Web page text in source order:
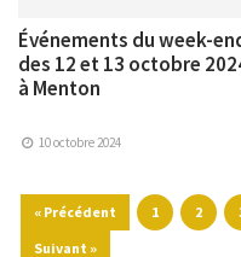
Événements du week-
des 12 et 13 octobre
à Menton
10 octobre 2024
« Précédent 1 2
Suivant »